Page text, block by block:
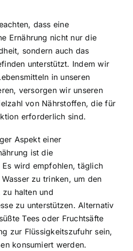
dass eine
Ernährung nicht nur die
sondern auch das
unterstützt. Indem wir
in unseren
versorgen wir unseren
von Nährstoffen, die für
erforderlich sind.
Aspekt einer
ist die
Es wird empfohlen, täglich
zu trinken, um den
halten und
zu unterstützen. Alternativ
Tees oder Fruchtsäfte
zur Flüssigkeitszufuhr sein,
konsumiert werden.